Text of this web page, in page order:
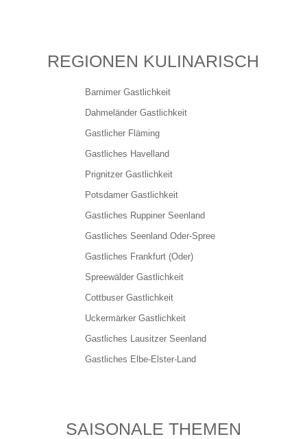
Anmeldung HOGA like Seminare
HOGA like - Unternehmensbefragung
Unternehmensfragebogen
Produkte aus der Region für mich
REGIONEN KULINARISCH
Barnimer Gastlichkeit
Dahmeländer Gastlichkeit
Gastlicher Fläming
Gastliches Havelland
Prignitzer Gastlichkeit
Potsdamer Gastlichkeit
Gastliches Ruppiner Seenland
Gastliches Seenland Oder-Spree
Gastliches Frankfurt (Oder)
Spreewälder Gastlichkeit
Cottbuser Gastlichkeit
Uckermärker Gastlichkeit
Gastliches Lausitzer Seenland
Gastliches Elbe-Elster-Land
SAISONALE THEMEN